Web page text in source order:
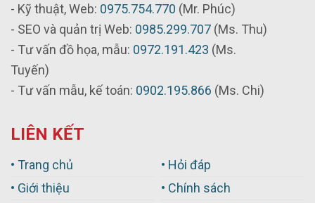
- Kỹ thuật, Web: 0975.754.770 (Mr. Phúc)
- SEO và quản trị Web: 0985.299.707 (Ms. Thu)
- Tư vấn đồ họa, mẫu: 0972.191.423 (Ms.
Tuyến)
- Tư vấn mẫu, kế toán: 0902.195.866 (Ms. Chi)
LIÊN KẾT
• Trang chủ
• Giới thiệu
• Hỏi đáp
• Chính sách